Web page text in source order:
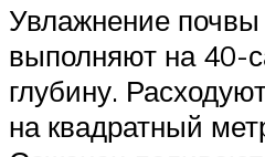
Увлажнение
выполняют на 40-
глубину.
на квадратный